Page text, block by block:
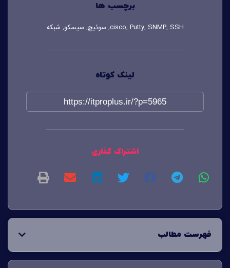
برچسب ها
cisco,Putty,SNMP,SSH
,سوئیچ,سیسکو,شبکه
لینک کوتاه
https://itproplus.ir/?p=5965
اشتراک گذاری
فهرست مطالب